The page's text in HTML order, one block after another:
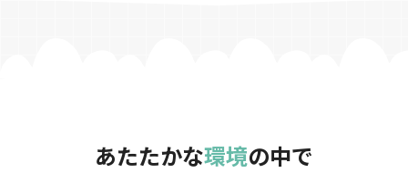
あたたかな環境の中で